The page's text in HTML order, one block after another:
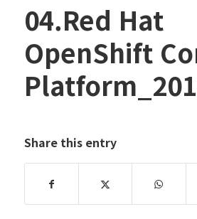
04.Red Hat
OpenShift
Share this entry